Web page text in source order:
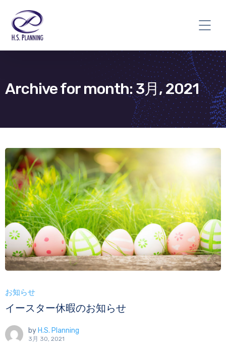
Archive for month: 3月, 2021
お知らせ
イースター休暇のお知らせ
by H.S. Planning
3月 30, 2021